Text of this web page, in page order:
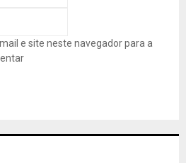
e site neste navegador para a